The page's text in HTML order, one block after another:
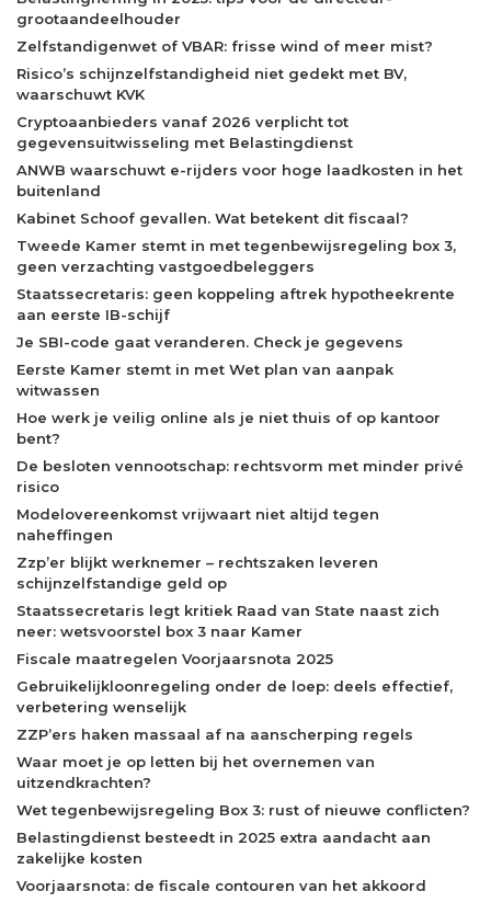
grootaandeelhouder
Zelfstandigenwet of VBAR: frisse wind of meer mist?
Risico’s schijnzelfstandigheid niet gedekt met BV,
waarschuwt KVK
Cryptoaanbieders vanaf 2026 verplicht tot
gegevensuitwisseling met Belastingdienst
ANWB waarschuwt e-rijders voor hoge laadkosten in het
buitenland
Kabinet Schoof gevallen. Wat betekent dit fiscaal?
Tweede Kamer stemt in met tegenbewijsregeling box 3,
geen verzachting vastgoedbeleggers
Staatssecretaris: geen koppeling aftrek hypotheekrente
aan eerste IB-schijf
Je SBI-code gaat veranderen. Check je gegevens
Eerste Kamer stemt in met Wet plan van aanpak
witwassen
Hoe werk je veilig online als je niet thuis of op kantoor
bent?
De besloten vennootschap: rechtsvorm met minder privé
risico
Modelovereenkomst vrijwaart niet altijd tegen
naheffingen
Zzp’er blijkt werknemer – rechtszaken leveren
schijnzelfstandige geld op
Staatssecretaris legt kritiek Raad van State naast zich
neer: wetsvoorstel box 3 naar Kamer
Fiscale maatregelen Voorjaarsnota 2025
Gebruikelijkloonregeling onder de loep: deels effectief,
verbetering wenselijk
ZZP’ers haken massaal af na aanscherping regels
Waar moet je op letten bij het overnemen van
uitzendkrachten?
Wet tegenbewijsregeling Box 3: rust of nieuwe conflicten?
Belastingdienst besteedt in 2025 extra aandacht aan
zakelijke kosten
Voorjaarsnota: de fiscale contouren van het akkoord